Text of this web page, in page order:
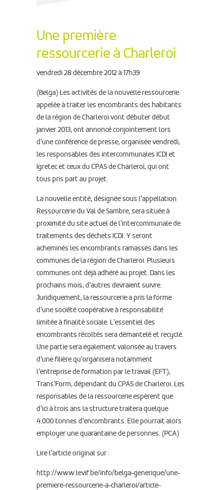
Une première
ressourcerie à Charleroi
vendredi 28 décembre 2012 à 17h39
(Belga) Les activités de la nouvelle ressourcerie
appelée à traiter les encombrants des habitants
de la région de Charleroi vont débuter début
janvier 2013, ont annoncé conjointement lors
d’une conférence de presse, organisée vendredi,
les responsables des intercommunales ICDI et
Igretec et ceux du CPAS de Charleroi, qui ont
tous pris part au projet.
La nouvelle entité, désignée sous l’appellation
Ressourcerie du Val de Sambre, sera située à
proximité du site actuel de l’intercommunale de
traitements des déchets ICDI. Y seront
acheminés les encombrants ramassés dans les
communes de la région de Charleroi. Plusieurs
communes ont déjà adhéré au projet. Dans les
prochains mois, d’autres devraient suivre.
Juridiquement, la ressourcerie a pris la forme
d’une société coopérative à responsabilité
limitée à finalité sociale. L’essentiel des
encombrants récoltés sera démantelé et recyclé.
Une partie sera également valorisée au travers
d’une filière qu’organisera notamment
l’entreprise de formation par le travail (EFT),
Trans’Form, dépendant du CPAS de Charleroi. Les
responsables de la ressourcerie espèrent que
d’ici à trois ans la structure traitera quelque
4.000 tonnes d’encombrants. Elle pourrait alors
employer une quarantaine de personnes. (PCA)
Lire l’article original sur :
http://www.levif.be/info/belga-generique/une-
premiere-ressourcerie-a-charleroi/article-